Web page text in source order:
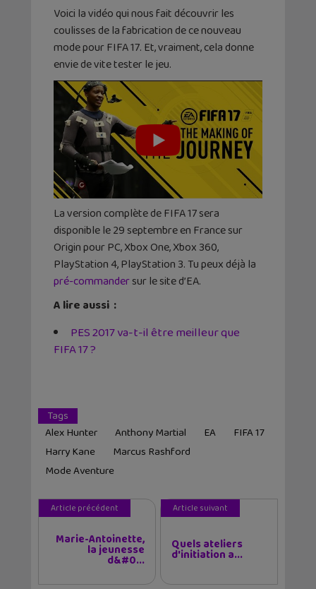
Voici la vidéo qui nous fait découvrir les
coulisses de la fabrication de ce nouveau
mode pour FIFA 17. Et, vraiment, cela donne
envie de vite tester le jeu.
La version complète de FIFA 17 sera
disponible le 29 septembre en France sur
Origin pour PC, Xbox One, Xbox 360,
PlayStation 4, PlayStation 3. Tu peux déjà la
pré-commandersur le site d’EA.
A lire aussi :
PES 2017 va-t-il être meilleur que
FIFA 17 ?
Tags
Alex Hunter
Anthony Martial EA
FIFA 17
Harry Kane
Marcus Rashford
Mode Aventure
Article précédent
Marie-Antoinette,
la jeunesse
d&#0...
Article suivant
Quels ateliers
d'initiation a...